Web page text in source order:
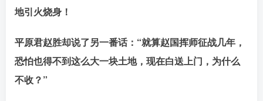
地引火烧身！󠄹󠅀󠄪󠄢󠄡󠄦󠄞󠄧󠄣󠄞󠄢󠄡󠄦󠄞󠄡󠄩󠅬󠅅󠅃󠄵󠅂󠄪󠅗󠅥󠅕󠅣󠅤󠅬󠅄󠄹󠄽󠄵󠄪󠄢󠄠󠄢󠄦󠄝󠄠󠄨󠄝󠄠󠄨󠄐󠄠󠄨󠄪󠄥󠄤󠄪󠄤󠄣󠅬󠅨󠅙󠅑󠅟󠅗󠅒󠄞󠅓󠅟󠅝󠄐󠇕󠆠󠅿󠇖󠆄󠆩󠇕󠅿󠆈󠇗󠆭󠆁󠄐󠇗󠅹󠅸󠇖󠆍󠅳󠇖󠅹󠅰󠇖󠆌󠅹
平原君赵胜却说了另一番话：“就算赵国挥师征战几年，
恐怕也得不到这么大一块土地，现在白送上门，为什么
不收？”󠄹󠅀󠄪󠄢󠄡󠄦󠄞󠄧󠄣󠄞󠄢󠄡󠄦󠄞󠄡󠄩󠅬󠅅󠅃󠄵󠅂󠄪󠅗󠅥󠅕󠅣󠅤󠅬󠅄󠄹󠄽󠄵󠄪󠄢󠄠󠄢󠄦󠄝󠄠󠄨󠄝󠄠󠄨󠄐󠄠󠄨󠄪󠄥󠄤󠄪󠄤󠄣󠅬󠅨󠅙󠅑󠅟󠅗󠅒󠄞󠅓󠅟󠅝󠄐󠇕󠆠󠅿󠇖󠆄󠆩󠇕󠅿󠆈󠇗󠆭󠆁󠄐󠇗󠅹󠅸󠇖󠆍󠅳󠇖󠅹󠅰󠇖󠆌󠅹